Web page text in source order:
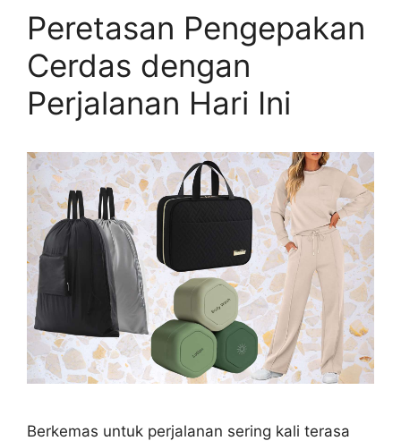
Peretasan Pengepakan
Cerdas dengan
Perjalanan Hari Ini
Berkemas untuk perjalanan sering kali terasa